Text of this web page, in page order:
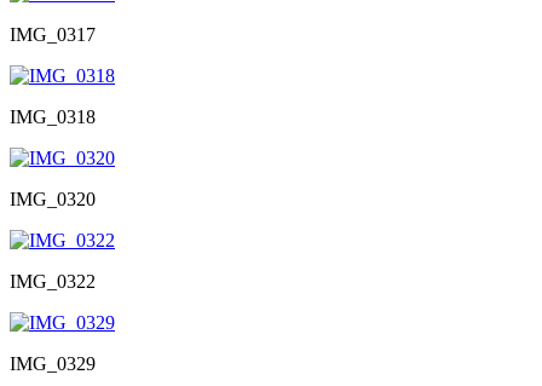
IMG_0317
IMG_0318
IMG_0320
IMG_0322
IMG_0329